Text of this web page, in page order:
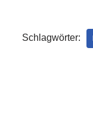
Schlagwörter: